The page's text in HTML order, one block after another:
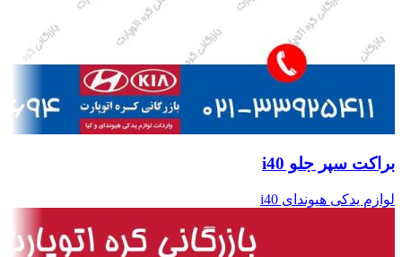
براکت سپر جلو i40
لوازم یدکی هیوندای i40